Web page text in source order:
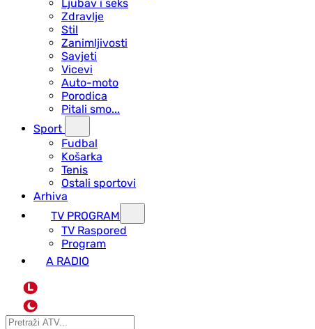
Ljubav i seks
Zdravlje
Stil
Zanimljivosti
Savjeti
Vicevi
Auto-moto
Porodica
Pitali smo...
Sport
Fudbal
Košarka
Tenis
Ostali sportovi
Arhiva
TV PROGRAM
ТV Raspored
Program
A RADIO
L